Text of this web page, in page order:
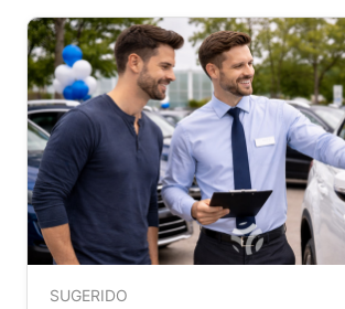
SUGERIDO